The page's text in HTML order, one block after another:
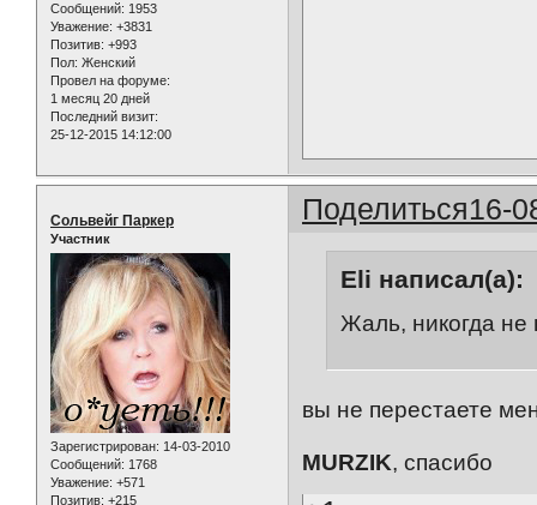
Сообщений: 1953
Уважение: +3831
Позитив: +993
Пол: Женский
Провел на форуме:
1 месяц 20 дней
Последний визит:
25-12-2015 14:12:00
Поделиться16-
Сольвейг Паркер
Участник
Зарегистрирован: 14-03-2010
Сообщений: 1768
Уважение: +571
Позитив: +215
Eli написал(а):
Жаль, никогда не
вы не перестаете
MURZIK, спасибо